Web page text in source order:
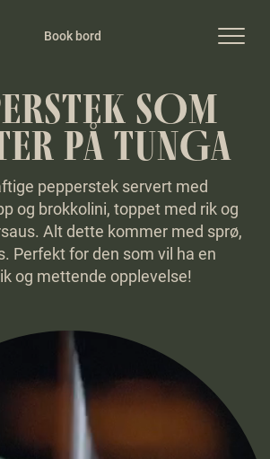
Book bord
SOM
PÅ TUNGA
pepperstek servert med
og brokkolini, toppet med rik og
Alt dette kommer med sprø,
Perfekt for den som vil ha en
og mettende opplevelse!